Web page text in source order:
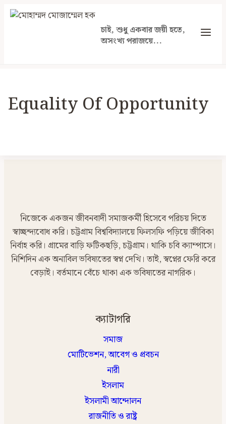
Skip
চাই, শুধু একবার জয়ী হতে,
অসংখ্য পরাজয়ে...
Equality Of Opportunity
নিজেকে একজন জীবনবাদী সমাজকর্মী হিসেবে পরিচয় দিতে
স্বাচ্ছন্দ্যবোধ করি। চট্টগ্রাম বিশ্ববিদ্যালয়ে ফিলসফি পড়িয়ে জীবিকা
নির্বাহ করি। গ্রামের বাড়ি ফটিকছড়ি, চট্টগ্রাম। থাকি চবি ক্যাম্পাসে।
নিশিদিন এক অনাবিল ভবিষ্যতের স্বপ্ন দেখি। তাই, স্বপ্নের ফেরি করে
বেড়াই। বর্তমানে বেঁচে থাকা এক ভবিষ্যতের নাগরিক।
ক্যাটাগরি
সমাজ
মোটিভেশন, আবেগ ও প্রবচন
নারী
ইসলাম
ইসলামী আন্দোলন
রাজনীতি ও রাষ্ট্র